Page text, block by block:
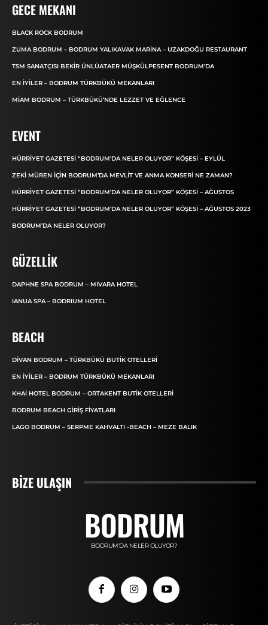
GECE MEKANI
BLACK ROCK BODRUM
ZUMA BODRUM – BODRUM YALIKAVAK MARINA – UZAKDOĞU RESTAURANT
TSM SANATÇISI BEKIR ÜNLÜATAER MÜŞKÜLPESENT BODRUM’DA
EN İYILER – BODRUM TÜRKBÜKÜ MEKANLARI
MIAM BODRUM – TÜRKBÜKÜ’NDE LEZZET VE EĞLENCE
EVENT
HÜRRIYET GAZETESI “BODRUM’DA NELER OLUYOR” KÖŞESI – EYLÜL
ZEKI MÜREN IÇIN BODRUM’DA MEVLIT VE ANMA KONSERI NE ZAMAN?
HÜRRIYET GAZETESI “BODRUM’DA NELER OLUYOR” KÖŞESI – AĞUSTOS
HÜRRIYET GAZETESI “BODRUM’DA NELER OLUYOR” KÖŞESI – AĞUSTOS 2023
BODRUM’DA NELER OLUYOR?
GÜZELLIK
DAPHNE SPA BODRUM – MIVARA HOTEL
IANUA SPA – BODRIUM HOTEL
BEACH
DIVAN BODRUM – TÜRKBÜKÜ BUTIK OTELLERI
EN İYILER – BODRUM TÜRKBÜKÜ MEKANLARI
KHAI HOTEL BODRUM – ORTAKENT BUTIK OTELLERI
BODRUM BEACH GIRIŞ FIYATLARI
LAGO BODRUM – SERPME KAHVALTI -BEACH – MEZE BALIK
BIZE ULAŞIN
BODRUM
BODRUM'DA NELER OLUYOR?